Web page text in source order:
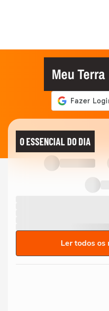
Meu Terra
O ESSENCIAL DO DIA
Ler todos os